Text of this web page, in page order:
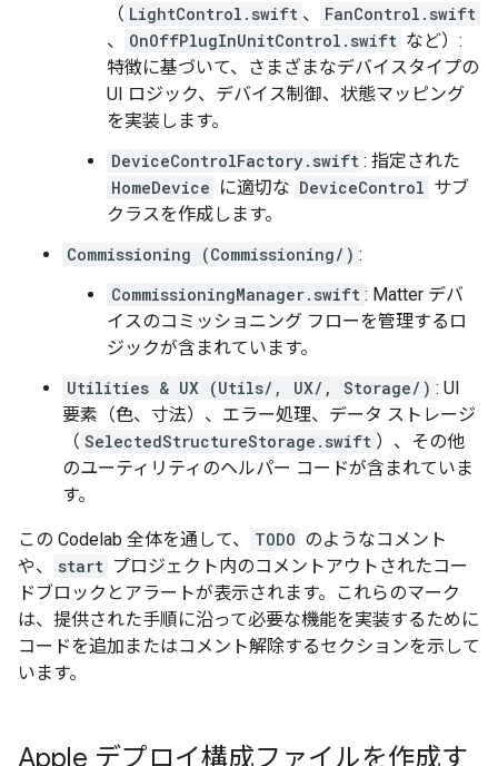
（ LightControl.swift 、
FanControl.swift
、
OnOffPlugInUnitControl.swift など）:
特徴に基づいて、さまざまなデバイスタイプの
UI ロジック、デバイス制御、状態マッピング
を実装します。
DeviceControlFactory.swift : 指定された
HomeDevice に適切な DeviceControl サブ
クラスを作成します。
Commissioning (Commissioning/) :
CommissioningManager.swift : Matter デバ
イスのコミッショニング フローを管理するロ
ジックが含まれています。
Utilities & UX (Utils/, UX/, Storage/) : UI
要素（色、寸法）、エラー処理、データ ストレージ
（ SelectedStructureStorage.swift ）、その他
のユーティリティのヘルパー コードが含まれていま
す。
この Codelab 全体を通して、 TODO のようなコメント
や、
start プロジェクト内のコメントアウトされたコー
ドブロックとアラートが表示されます。これらのマーク
は、提供された手順に沿って必要な機能を実装するために
コードを追加またはコメント解除するセクションを示して
います。
Apple デプロイ構成ファイルを作成す